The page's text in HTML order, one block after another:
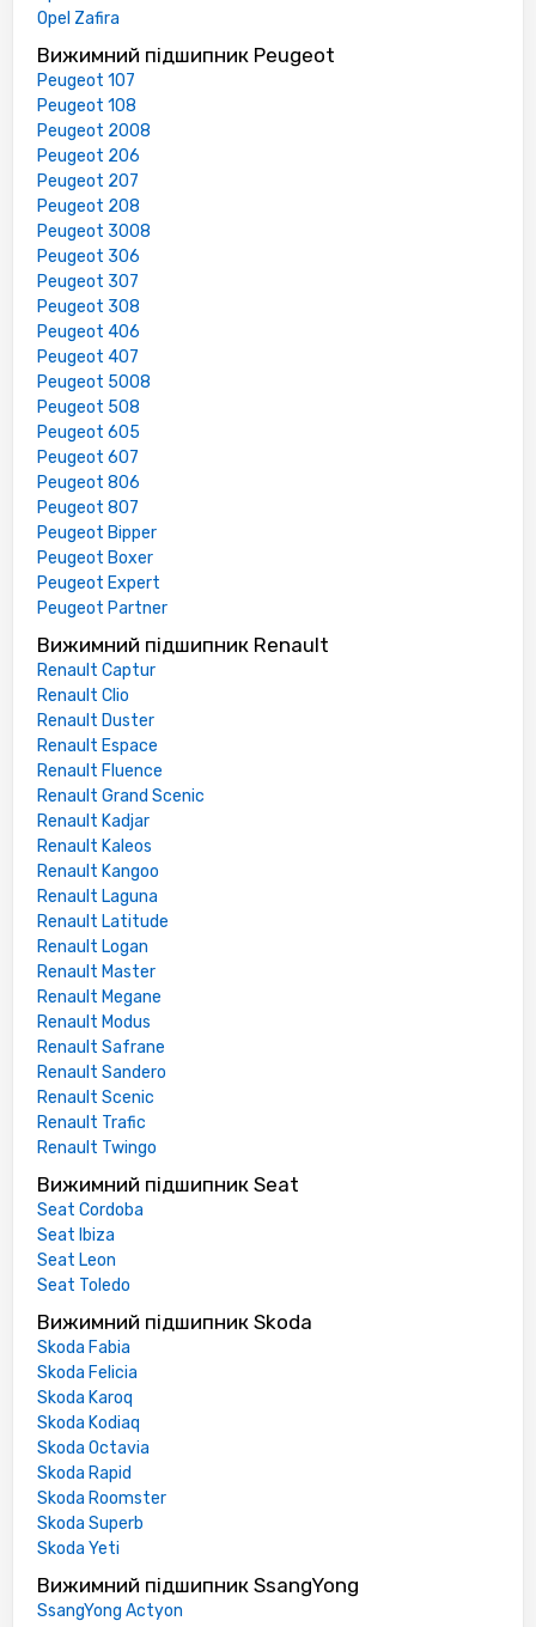
Opel Zafira
Вижимний підшипник Peugeot
Peugeot 107
Peugeot 108
Peugeot 2008
Peugeot 206
Peugeot 207
Peugeot 208
Peugeot 3008
Peugeot 306
Peugeot 307
Peugeot 308
Peugeot 406
Peugeot 407
Peugeot 5008
Peugeot 508
Peugeot 605
Peugeot 607
Peugeot 806
Peugeot 807
Peugeot Bipper
Peugeot Boxer
Peugeot Expert
Peugeot Partner
Вижимний підшипник Renault
Renault Captur
Renault Clio
Renault Duster
Renault Espace
Renault Fluence
Renault Grand Scenic
Renault Kadjar
Renault Kaleos
Renault Kangoo
Renault Laguna
Renault Latitude
Renault Logan
Renault Master
Renault Megane
Renault Modus
Renault Safrane
Renault Sandero
Renault Scenic
Renault Trafic
Renault Twingo
Вижимний підшипник Seat
Seat Cordoba
Seat Ibiza
Seat Leon
Seat Toledo
Вижимний підшипник Skoda
Skoda Fabia
Skoda Felicia
Skoda Karoq
Skoda Kodiaq
Skoda Octavia
Skoda Rapid
Skoda Roomster
Skoda Superb
Skoda Yeti
Вижимний підшипник SsangYong
SsangYong Actyon